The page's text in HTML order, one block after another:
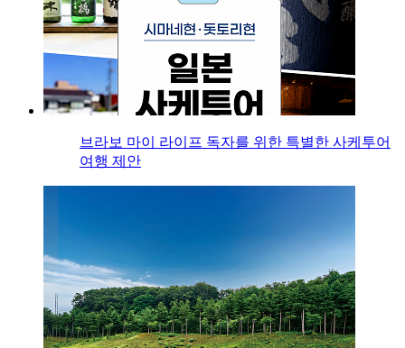
브라보 마이 라이프 독자를 위한 특별한 사케투어
여행 제안